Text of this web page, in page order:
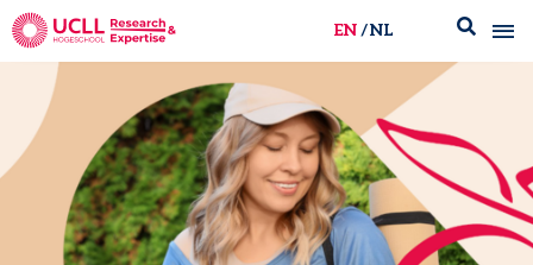
UCLL Research & Expertise
EN NL